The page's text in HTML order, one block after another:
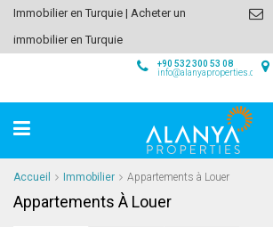
Immobilier en Turquie | Acheter un
immobilier en Turquie
+90 532 300 53 08
info@alanyaproperties.com
Accueil Immobilier Appartements à Louer
Appartements À Louer